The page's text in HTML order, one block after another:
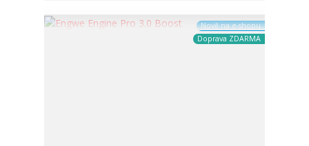
Nově na e-shopu
Doprava ZDARMA